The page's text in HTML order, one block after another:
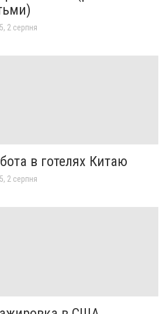
2 серпня
в готелях Китаю
2 серпня